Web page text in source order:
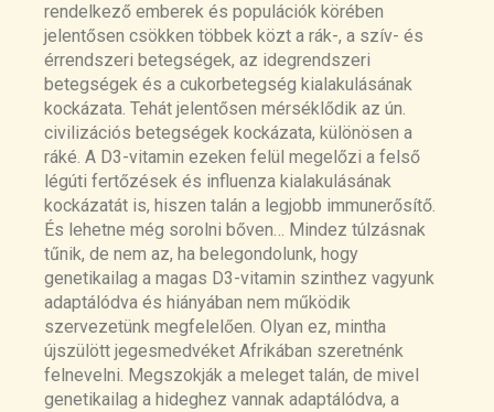
rendelkező emberek és populációk körében
jelentősen csökken többek közt a rák-, a szív- és
érrendszeri betegségek, az idegrendszeri
betegségek és a cukorbetegség kialakulásának
kockázata. Tehát jelentősen mérséklődik az ún.
civilizációs betegségek kockázata, különösen a
ráké. A D3-vitamin ezeken felül megelőzi a felső
légúti fertőzések és influenza kialakulásának
kockázatát is, hiszen talán a legjobb immunerősítő.
És lehetne még sorolni bőven… Mindez túlzásnak
tűnik, de nem az, ha belegondolunk, hogy
genetikailag a magas D3-vitamin szinthez vagyunk
adaptálódva és hiányában nem működik
szervezetünk megfelelően. Olyan ez, mintha
újszülött jegesmedvéket Afrikában szeretnénk
felnevelni. Megszokják a meleget talán, de mivel
genetikailag a hideghez vannak adaptálódva, a